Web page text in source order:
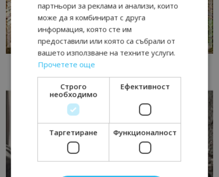
партньори за реклама и анализи, които
може да я комбинират с друга
информация, която сте им
предоставили или която са събрали от
вашето използване на техните услуги.
Прочетете още
Строго
необходимо
Ефективност
Таргетиране Функционалност